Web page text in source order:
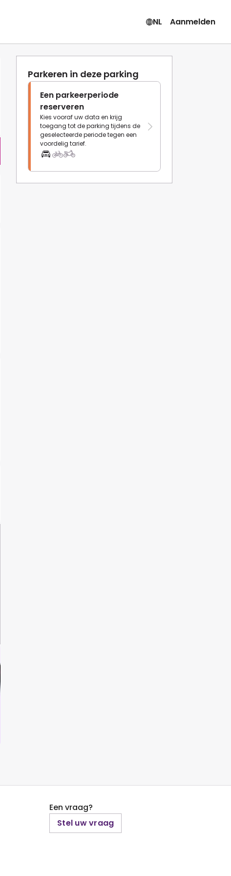
NL Aanmelden
Parkeren in deze parking
Een parkeerperiode
reserveren
Kies vooraf uw data en krijg
toegang tot de parking tijdens de
geselecteerde periode tegen een
voordelig tarief.
Een vraag?
Stel uw vraag